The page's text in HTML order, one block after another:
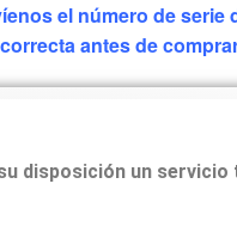
el número de
antes de
disposición un